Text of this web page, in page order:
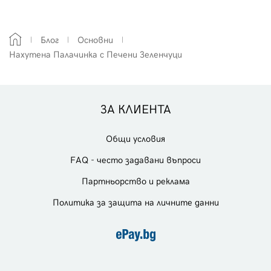
Блог
Основни
Нахутена Палачинка с Печени Зеленчуци
ЗА КЛИЕНТА
Общи условия
FAQ - често задавани въпроси
Партньорство и реклама
Политика за защита на личните данни